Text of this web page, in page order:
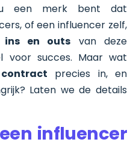
een merk bent dat
of een influencer zelf,
ins en outs van deze
voor succes. Maar wat
precies in, en
Laten we de details
influencer